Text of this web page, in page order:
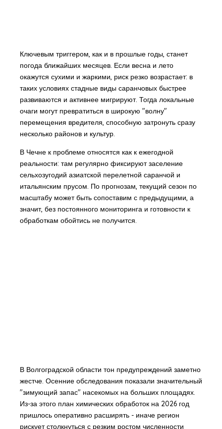
Ключевым триггером, как и в прошлые годы, станет
погода ближайших месяцев. Если весна и лето
окажутся сухими и жаркими, риск резко возрастает: в
таких условиях стадные виды саранчовых быстрее
развиваются и активнее мигрируют. Тогда локальные
очаги могут превратиться в широкую "волну"
перемещения вредителя, способную затронуть сразу
несколько районов и культур.
В Чечне к проблеме относятся как к ежегодной
реальности: там регулярно фиксируют заселение
сельхозугодий азиатской перелетной саранчой и
итальянским прусом. По прогнозам, текущий сезон по
масштабу может быть сопоставим с предыдущими, а
значит, без постоянного мониторинга и готовности к
обработкам обойтись не получится.
В Волгоградской области тон предупреждений заметно
жестче. Осенние обследования показали значительный
"зимующий запас" насекомых на больших площадях.
Из-за этого план химических обработок на 2026 год
пришлось оперативно расширять - иначе регион
рискует столкнуться с резким ростом численности